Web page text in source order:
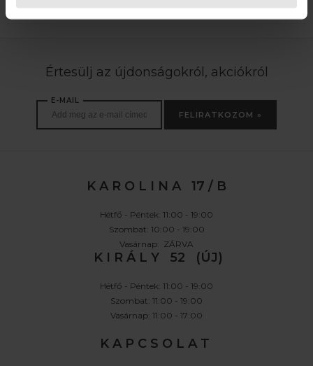
Értesülj az újdonságokról, akciókról
E-MAIL
FELIRATKOZOM »
K A R O L I N A 17 / B
Hétfő - Péntek: 11:00 - 19:00
Szombat: 10:00 - 19:00
Vasárnap: ZÁRVA
K I R Á L Y 52 (ÚJ)
Hétfő - Péntek: 11:00 - 19:00
Szombat: 11:00 - 19:00
Vasárnap: 11:00 - 17:00
K A P C S O L A T